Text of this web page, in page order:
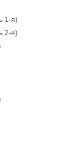
1-я)
2-я)